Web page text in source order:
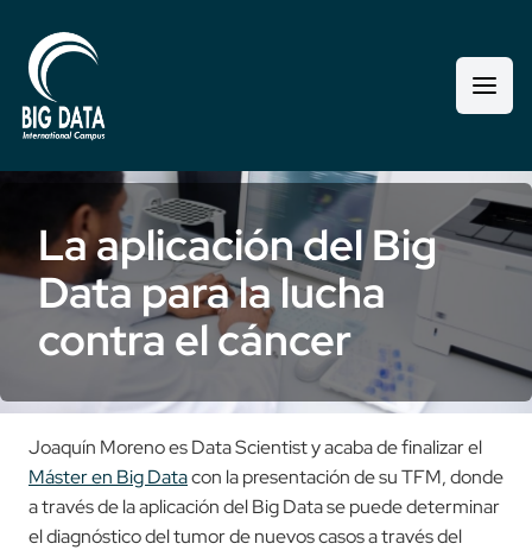
La aplicación del Big
Data para la lucha
contra el cáncer
Joaquín Moreno es Data Scientist y acaba de finalizar el
Máster en Big Datacon la presentación de su TFM, donde
a través de la aplicación del Big Data se puede determinar
el diagnóstico del tumor de nuevos casos a través del